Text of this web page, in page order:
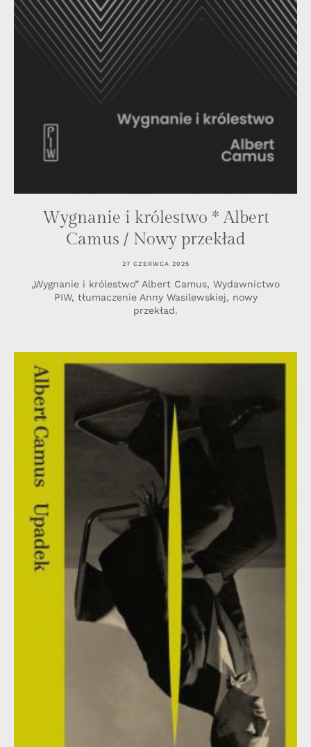
Wygnanie i królestwo * Albert
Camus / Nowy przekład
27 CZERWCA 2025
„Wygnanie i królestwo” Albert Camus, Wydawnictwo
PIW, tłumaczenie Anny Wasilewskiej, nowy
przekład.